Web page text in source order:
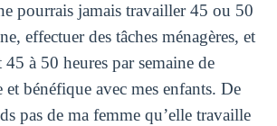
pourrais jamais travailler 45 ou 50
effectuer des tâches ménagères, et
45 à 50 heures par semaine de
et bénéfique avec mes enfants. De
pas de ma femme qu’elle travaille